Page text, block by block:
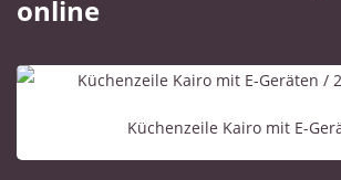
online
Küchenzeile Kairo mit E-